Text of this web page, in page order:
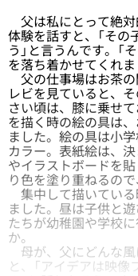
父は私にとって絶
体験を話すと、「そ
う」と言うんです。「
を落ち着かせてくれま
父の仕事場はお茶
レビを見ていると、
さい頃は、膝に乗せ
を描く時の絵の具は
ました。絵の具は小
カラー。表紙絵は、
やイラストボードを
り色を塗り重ねるの
集中して描いてい
ました。昼は子供と
たちが幼稚園や学校
か。
母が、父にどんな
と、「アイデアは映